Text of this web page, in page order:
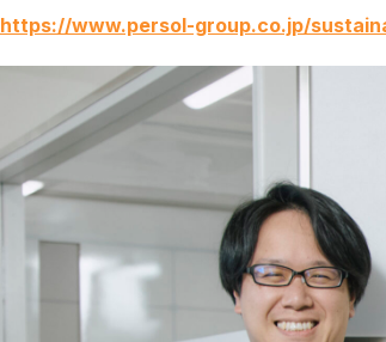
https://www.persol-group.co.jp/